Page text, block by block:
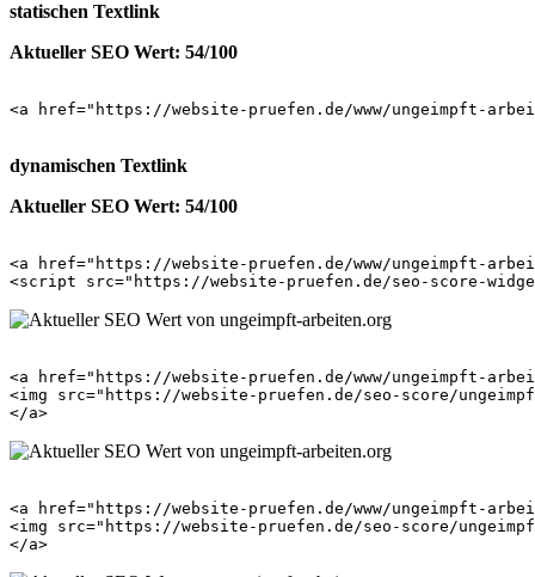
statischen Textlink
Aktueller SEO Wert: 54/100
<a href="https://website-pruefen.de/www/ungeimpft-
dynamischen Textlink
Aktueller SEO Wert: 54/100
<a href="https://website-pruefen.de/www/ungeimpft-
<a href="https://website-pruefen.de/www/ungeimpft-
<img src="https://website-pruefen.de/seo-score/
<a href="https://website-pruefen.de/www/ungeimpft-
<img src="https://website-pruefen.de/seo-score/